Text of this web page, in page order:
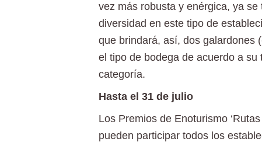
vez más robusta y enérgica, ya
diversidad en este tipo de
que brindará, así, dos galardones
el tipo de bodega de acuerdo a
categoría.
Hasta el 31 de julio
Los Premios de Enoturismo
pueden participar todos los